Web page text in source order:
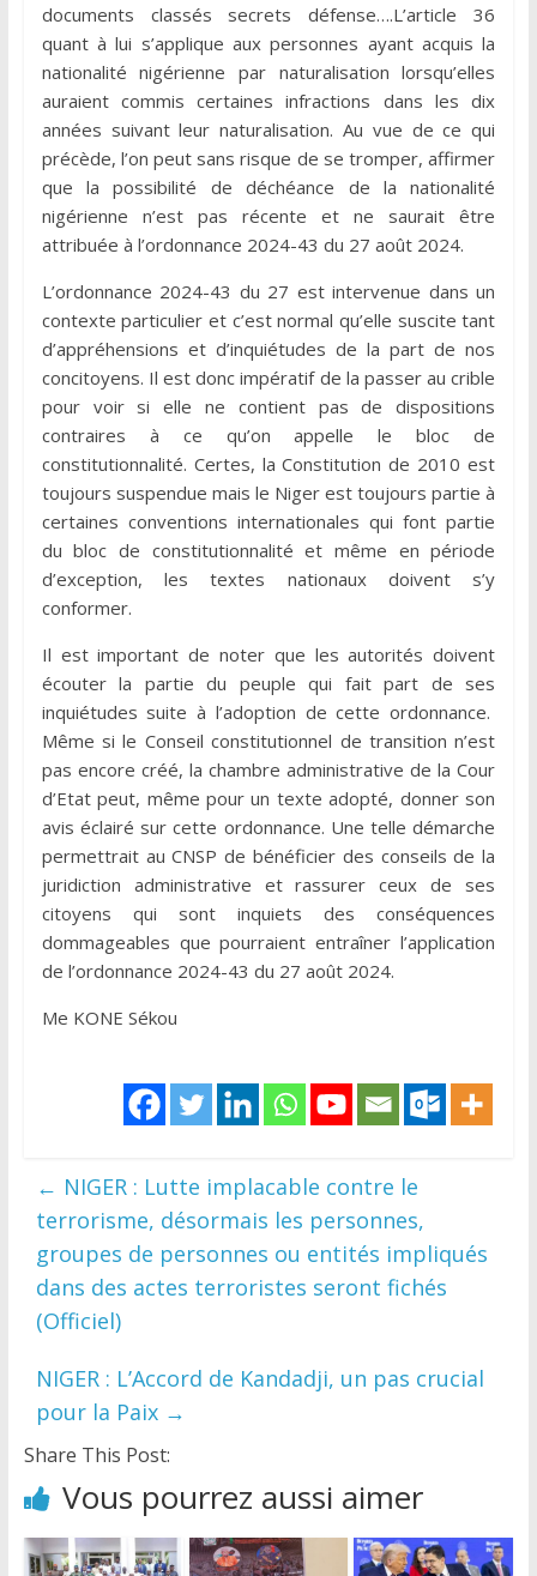
documents classés secrets défense….L’article 36
quant à lui s’applique aux personnes ayant acquis la
nationalité nigérienne par naturalisation lorsqu’elles
auraient commis certaines infractions dans les dix
années suivant leur naturalisation. Au vue de ce qui
précède, l’on peut sans risque de se tromper, affirmer
que la possibilité de déchéance de la nationalité
nigérienne n’est pas récente et ne saurait être
attribuée à l’ordonnance 2024-43 du 27 août 2024.
L’ordonnance 2024-43 du 27 est intervenue dans un
contexte particulier et c’est normal qu’elle suscite tant
d’appréhensions et d’inquiétudes de la part de nos
concitoyens. Il est donc impératif de la passer au crible
pour voir si elle ne contient pas de dispositions
contraires à ce qu’on appelle le bloc de
constitutionnalité. Certes, la Constitution de 2010 est
toujours suspendue mais le Niger est toujours partie à
certaines conventions internationales qui font partie
du bloc de constitutionnalité et même en période
d’exception, les textes nationaux doivent s’y
conformer.
Il est important de noter que les autorités doivent
écouter la partie du peuple qui fait part de ses
inquiétudes suite à l’adoption de cette ordonnance.
Même si le Conseil constitutionnel de transition n’est
pas encore créé, la chambre administrative de la Cour
d’Etat peut, même pour un texte adopté, donner son
avis éclairé sur cette ordonnance. Une telle démarche
permettrait au CNSP de bénéficier des conseils de la
juridiction administrative et rassurer ceux de ses
citoyens qui sont inquiets des conséquences
dommageables que pourraient entraîner l’application
de l’ordonnance 2024-43 du 27 août 2024.
Me KONE Sékou
← NIGER : Lutte implacable contre le
terrorisme, désormais les personnes,
groupes de personnes ou entités impliqués
dans des actes terroristes seront fichés
(Officiel)
NIGER : L’Accord de Kandadji, un pas crucial
pour la Paix →
Share This Post:
Vous pourrez aussi aimer